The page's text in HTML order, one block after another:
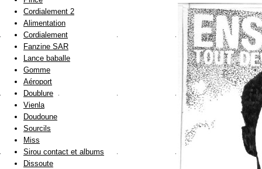
Cordialement 2
Alimentation
Cordialement
Fanzine SAR
Lance baballe
Gomme
Aéroport
Doublure
Vienla
Doudoune
Sourcils
Miss
Sirou contact et albums
Dissoute